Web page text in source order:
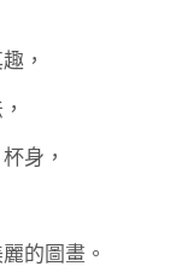
，
身，
的圖畫。